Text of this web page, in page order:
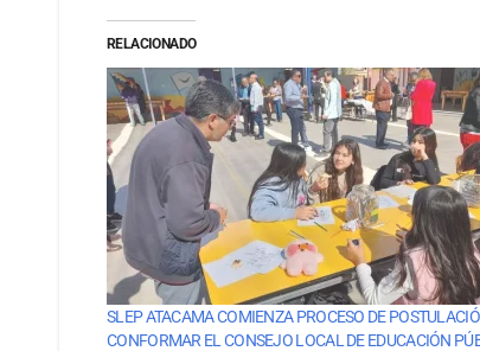
RELACIONADO
SLEP ATACAMA COMIENZA PROCESO DE
CONFORMAR EL CONSEJO LOCAL DE EDUCACIÓN